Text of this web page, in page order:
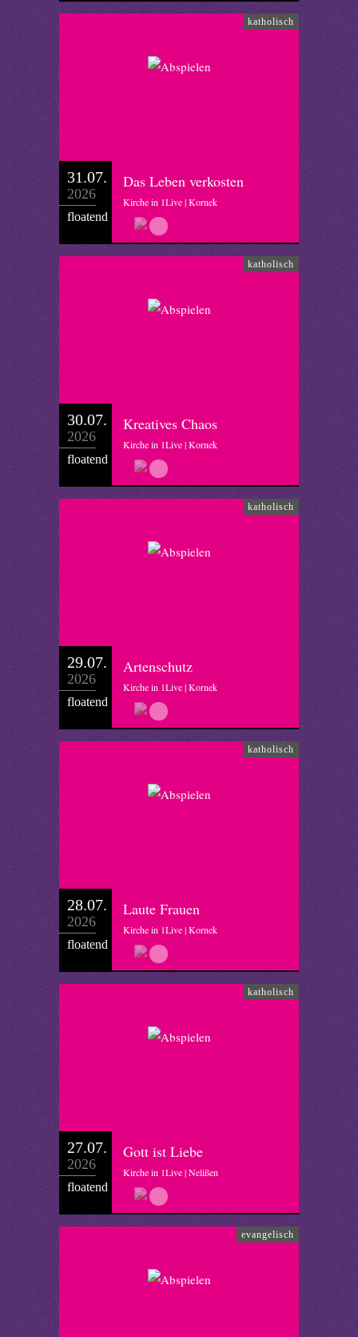
katholisch
31.07.
2026
floatend
Das Leben verkosten
Kirche in 1Live | Kornek
katholisch
30.07.
2026
floatend
Kreatives Chaos
Kirche in 1Live | Kornek
katholisch
29.07.
2026
floatend
Artenschutz
Kirche in 1Live | Kornek
katholisch
28.07.
2026
floatend
Laute Frauen
Kirche in 1Live | Kornek
katholisch
27.07.
2026
floatend
Gott ist Liebe
Kirche in 1Live | Nelißen
evangelisch